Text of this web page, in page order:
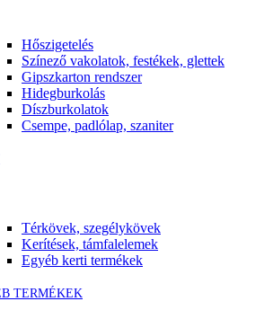
Hőszigetelés
Színező vakolatok, festékek, glettek
Gipszkarton rendszer
Hidegburkolás
Díszburkolatok
Csempe, padlólap, szaniter
Térkövek, szegélykövek
Kerítések, támfalelemek
Egyéb kerti termékek
TERMÉKEK